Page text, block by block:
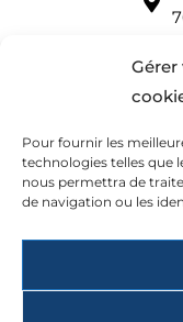
Gérer
Pour fournir les
technologies telles que
nous permettra de
de navigation ou les